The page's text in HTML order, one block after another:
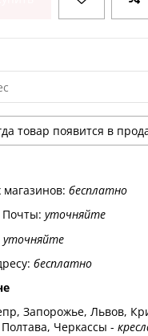
бесплатно
Почты: уточняйте
уточняйте
бесплатно
Запорожье, Львов,
Черкассы -